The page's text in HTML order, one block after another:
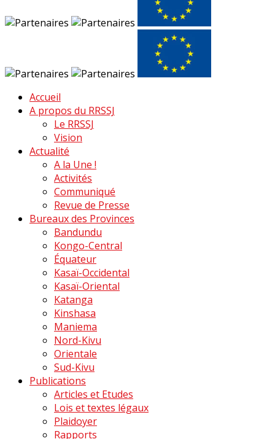
Accueil
A propos du RRSSJ
Le RRSSJ
Vision
Actualité
A la Une !
Activités
Communiqué
Revue de Presse
Bureaux des Provinces
Bandundu
Kongo-Central
Équateur
Kasaï-Occidental
Kasaï-Oriental
Katanga
Kinshasa
Maniema
Nord-Kivu
Orientale
Sud-Kivu
Publications
Articles et Etudes
Lois et textes légaux
Plaidoyer
Rapports